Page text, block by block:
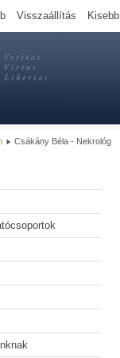
Visszaállítás Kisebb
Csákány Béla - Nekrológ